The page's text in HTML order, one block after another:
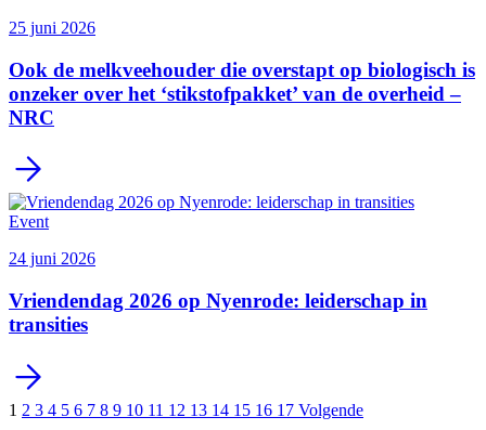
25 juni 2026
Ook de melkveehouder die overstapt op biologisch is
onzeker over het ‘stikstofpakket’ van de overheid –
NRC
Event
24 juni 2026
Vriendendag 2026 op Nyenrode: leiderschap in
transities
1 2 3 4 5 6 7 8 9 10 11 12 13 14 15 16 17 Volgende